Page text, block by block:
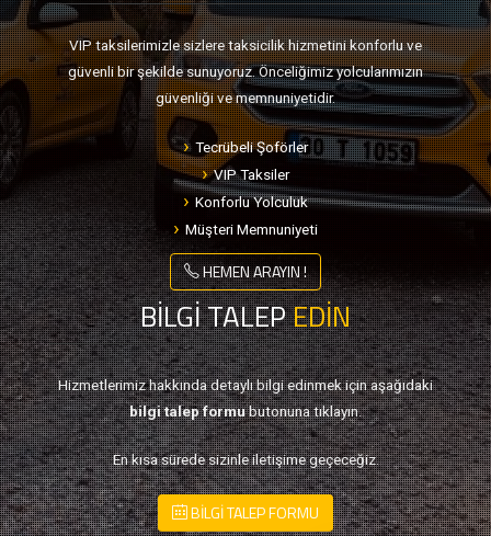
VIP taksilerimizle sizlere taksicilik hizmetini konforlu ve
güvenli bir şekilde sunuyoruz. Önceliğimiz yolcularımızın
güvenliği ve memnuniyetidir.
Tecrübeli Şoförler
VIP Taksiler
Konforlu Yolculuk
Müşteri Memnuniyeti
HEMEN ARAYIN !
BİLGİ TALEPEDİN
Hizmetlerimiz hakkında detaylı bilgi edinmek için aşağıdaki
bilgi talep formubutonuna tıklayın.
En kısa sürede sizinle iletişime geçeceğiz.
BİLGİ TALEP FORMU